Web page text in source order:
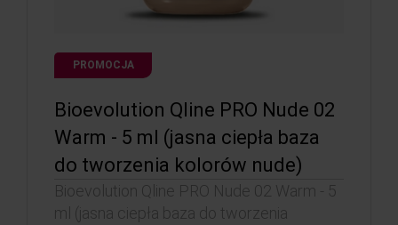
PROMOCJA
Bioevolution Qline PRO Nude 02
Warm - 5 ml (jasna ciepła baza
do tworzenia kolorów nude)
Bioevolution Qline PRO Nude 02 Warm - 5
ml (jasna ciepła baza do tworzenia